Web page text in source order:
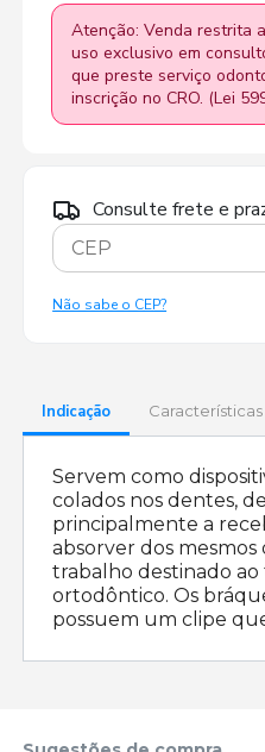
Atenção: Venda restrita
uso exclusivo em
que preste serviço
inscrição no CRO. (Lei
Consulte frete e
Não sabe o CEP?
Indicação Características
Servem como
colados nos dentes,
principalmente a
absorver dos
trabalho destinado
ortodôntico. Os
possuem um clipe